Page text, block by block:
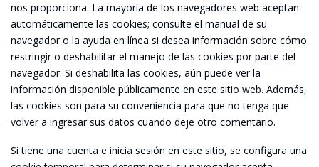
nos proporciona. La mayoría de los navegadores web aceptan
automáticamente las cookies; consulte el manual de su
navegador o la ayuda en línea si desea información sobre cómo
restringir o deshabilitar el manejo de las cookies por parte del
navegador. Si deshabilita las cookies, aún puede ver la
información disponible públicamente en este sitio web. Además,
las cookies son para su conveniencia para que no tenga que
volver a ingresar sus datos cuando deje otro comentario.
Si tiene una cuenta e inicia sesión en este sitio, se configura una